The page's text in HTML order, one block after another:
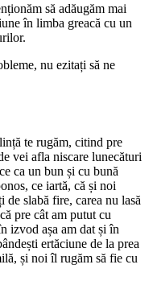
să adăugăm mai
în limba greacă cu un
nu ezitați să ne
te rugăm, citind pre
vei afla niscare lunecături
ca un bun și cu bună
ce iartă, că și noi
de slabă fire, carea nu lasă
pre cât am putut cu
izvod așa am dat și în
ertăciune de la prea
și noi îl rugăm să fie cu